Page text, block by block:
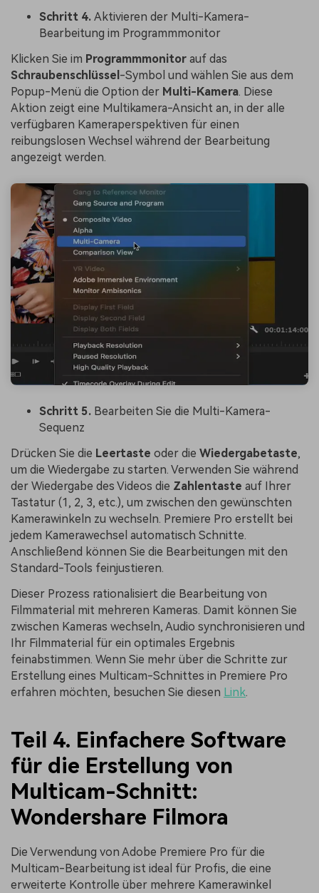
Schritt 4. Aktivieren der Multi-Kamera-
Bearbeitung im Programmmonitor
Klicken Sie im Programmmonitor auf das
Schraubenschlüssel -Symbol und wählen Sie aus dem
Popup-Menü die Option der Multi-Kamera. Diese
Aktion zeigt eine Multikamera-Ansicht an, in der alle
verfügbaren Kameraperspektiven für einen
reibungslosen Wechsel während der Bearbeitung
angezeigt werden.
Schritt 5. Bearbeiten Sie die Multi-Kamera-
Sequenz
Drücken Sie die Leertaste oder die Wiedergabetaste,
um die Wiedergabe zu starten. Verwenden Sie während
der Wiedergabe des Videos die Zahlentaste auf Ihrer
Tastatur (1, 2, 3, etc.), um zwischen den gewünschten
Kamerawinkeln zu wechseln. Premiere Pro erstellt bei
jedem Kamerawechsel automatisch Schnitte.
Anschließend können Sie die Bearbeitungen mit den
Standard-Tools feinjustieren.
Dieser Prozess rationalisiert die Bearbeitung von
Filmmaterial mit mehreren Kameras. Damit können Sie
zwischen Kameras wechseln, Audio synchronisieren und
Ihr Filmmaterial für ein optimales Ergebnis
feinabstimmen. Wenn Sie mehr über die Schritte zur
Erstellung eines Multicam-Schnittes in Premiere Pro
erfahren möchten, besuchen Sie diesen Link.
Teil 4. Einfachere Software
für die Erstellung von
Multicam-Schnitt:
Wondershare Filmora
Die Verwendung von Adobe Premiere Pro für die
Multicam-Bearbeitung ist ideal für Profis, die eine
erweiterte Kontrolle über mehrere Kamerawinkel